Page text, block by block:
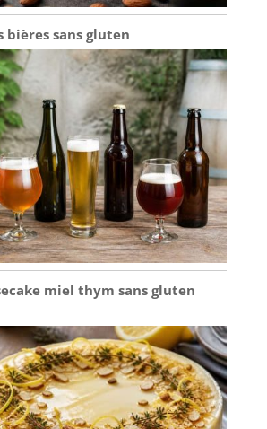
bières sans gluten
miel thym sans gluten